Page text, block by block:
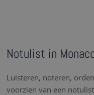
Notulist in
Luisteren, noteren,
voorzien van een